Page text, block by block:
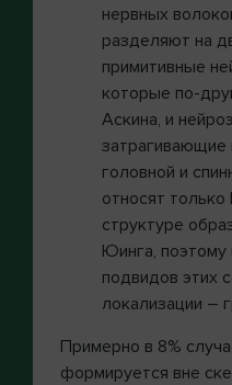
нервных
разделяют на
примитивные
которые по-
Аскина, и
затрагивающие
головной и
относят
структуре
Юинга, поэтому
подвидов этих
локализации –
Примерно в 8%
формируется вне